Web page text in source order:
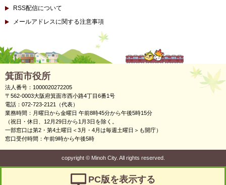
RSS配信について
メールアドレスに関する注意事項
箕面市役所
法人番号：1000020272205
〒562-0003大阪府箕面市西小路4丁目6番1号
電話：072-723-2121（代表）
業務時間：月曜日から金曜日 午前8時45分から午後5時15分
（祝日・休日、12月29日から1月3日を除く。
一部窓口は第2・第4土曜日＜3月・4月は毎週土曜日＞も開庁）
窓口受付時間：午前9時から午後5時
copyright ©Minoh City. All rights reserved.
PC版を表示する